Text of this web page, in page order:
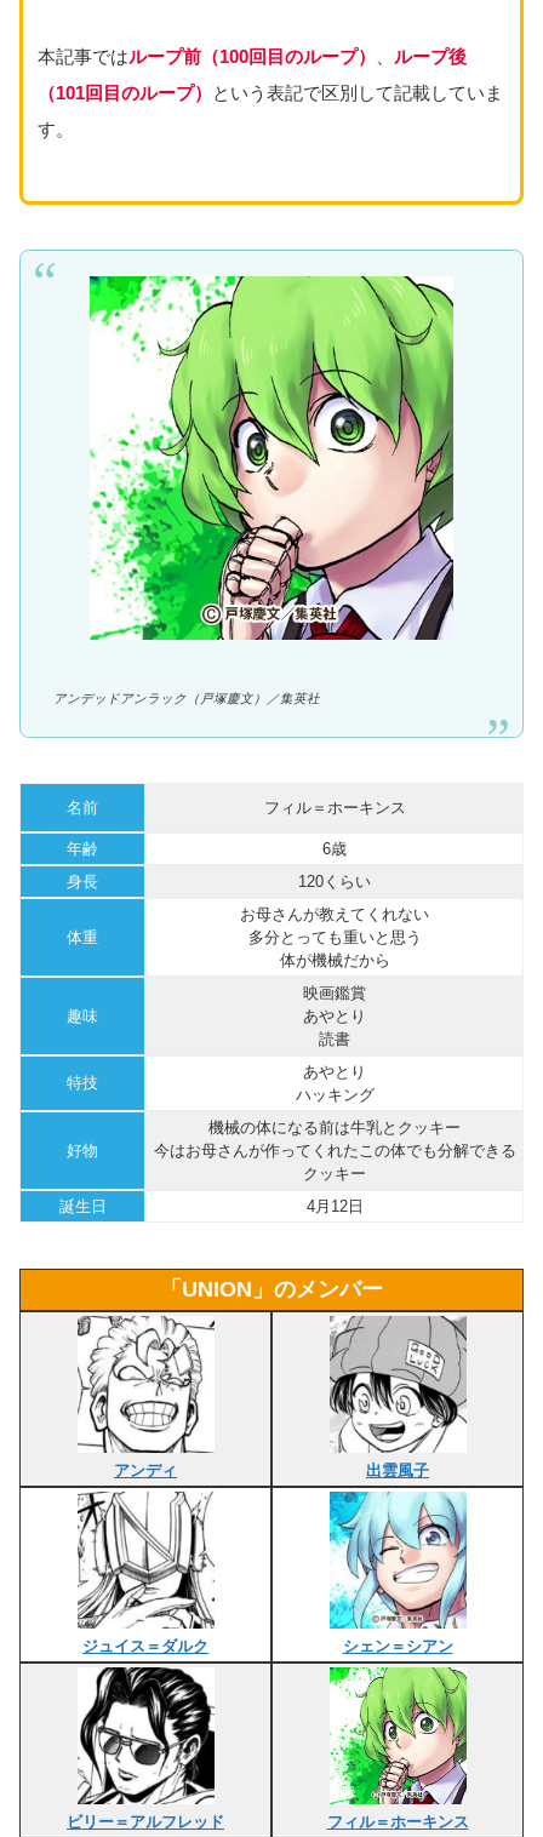
本記事ではループ前 （100回目のループ）
ループ後
（101回目のループ）
という表記で区別して記載していま
す。
アンデッドアンラック（戸塚慶文）／集英社
名前 フィル＝ホーキンス
年齢
6歳
身長
120くらい
体重
お母さんが教えてくれない
多分とっても重いと思う
体が機械だから
趣味
映画鑑賞
あやとり
読書
特技
あやとり
ハッキング
好物
機械の体になる前は牛乳とクッキー
今はお母さんが作ってくれたこの体でも分解できる
クッキー
誕生日
4月12日
「UNION」のメンバー
アンディ 出雲風子
ジュイス＝ダルク シェン＝シアン
ビリー＝アルフレッド フィル＝ホーキンス